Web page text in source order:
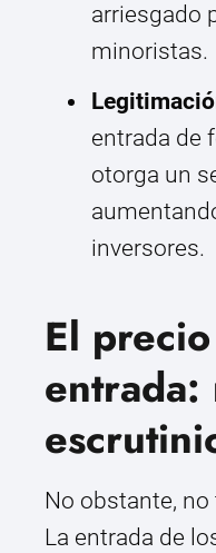
arriesgado
minoristas.
entrada de
otorga un
inversores.
El
No obstante,
La entrada de